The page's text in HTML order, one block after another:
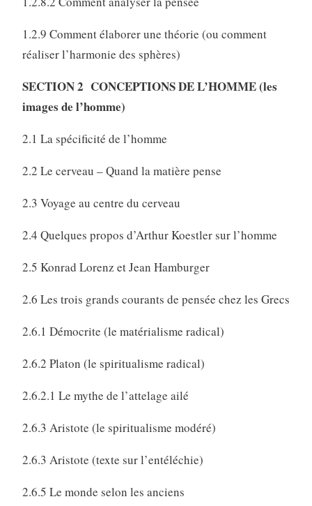
1.2.9 Comment élaborer une théorie (ou comment
réaliser l’harmonie des sphères)
SECTION 2 CONCEPTIONS DE L’HOMME (les
images de l’homme)
2.1 La spécificité de l’homme
2.2 Le cerveau – Quand la matière pense
2.3 Voyage au centre du cerveau
2.4 Quelques propos d’Arthur Koestler sur l’homme
2.5 Konrad Lorenz et Jean Hamburger
2.6 Les trois grands courants de pensée chez les Grecs
2.6.1 Démocrite (le matérialisme radical)
2.6.2 Platon (le spiritualisme radical)
2.6.2.1 Le mythe de l’attelage ailé
2.6.3 Aristote (le spiritualisme modéré)
2.6.3 Aristote (texte sur l’entéléchie)
2.6.5 Le monde selon les anciens